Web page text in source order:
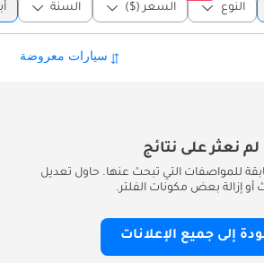
النوع السعر ($) السنة
لم نعثر على نتائج
للمواصفات التي تبحث عنها. حاول تعديل
أو إزالة بعض مكونات الفلتر.
إلى جميع الإعلانات